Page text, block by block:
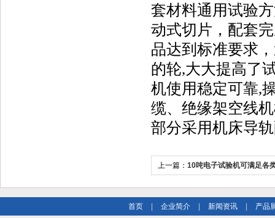
套材料通用试验
动式切片，配套
品达到标准要求
的轮,大大提高了
机使用稳定可靠,
缆、绝缘架空线
部分采用机床导
上一篇： 10吨电子试验机可满足各
首页 企业简介 新闻资讯 产品